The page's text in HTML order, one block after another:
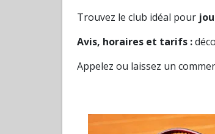
Trouvez le club idéal pour
Avis, horaires et tarifs :
Appelez ou laissez un